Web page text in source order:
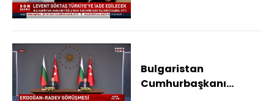
Bulgaristan
Cumhurbaşkanı